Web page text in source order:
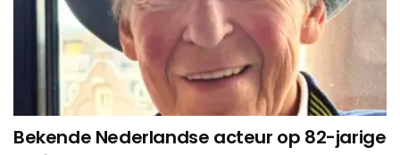
Bekende Nederlandse acteur op 82-jarige